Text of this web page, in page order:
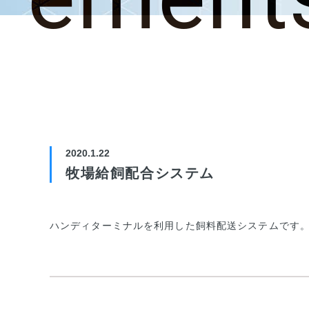
2020.1.22
牧場給飼配合システム
ハンディターミナルを利用した飼料配送システムです